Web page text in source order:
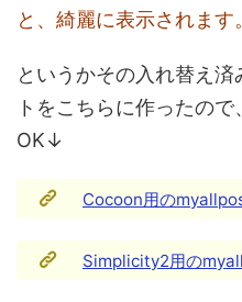
と、綺麗に表示されます
というかその入れ替え
トをこちらに作ったの
OK↓
Cocoon用の
Simplicity2用の